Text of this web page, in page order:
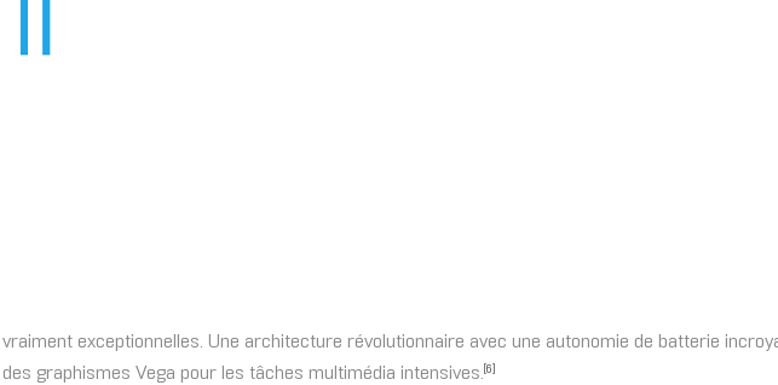
exceptionnelles. Une architecture révolutionnaire avec une autonomie de batterie
graphismes Vega pour les tâches multimédia intensives. [6]